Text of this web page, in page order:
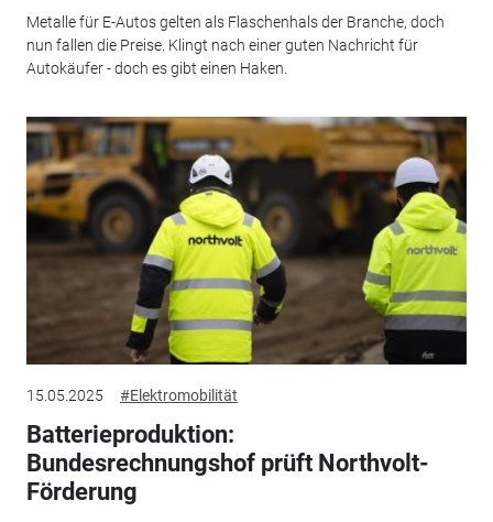
Metalle für E-Autos gelten als Flaschenhals der Branche, doch
nun fallen die Preise. Klingt nach einer guten Nachricht für
Autokäufer - doch es gibt einen Haken.
15.05.2025 #Elektromobilität
Batterieproduktion:
Bundesrechnungshof prüft Northvolt-
Förderung